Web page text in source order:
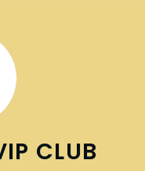
CLUB